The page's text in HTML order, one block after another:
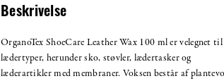
Beskrivelse
OrganoTex ShoeCare Leather Wax 100 ml er velegnet til
lædertyper, herunder sko, støvler, lædertasker og
læderartikler med membraner. Voksen består af